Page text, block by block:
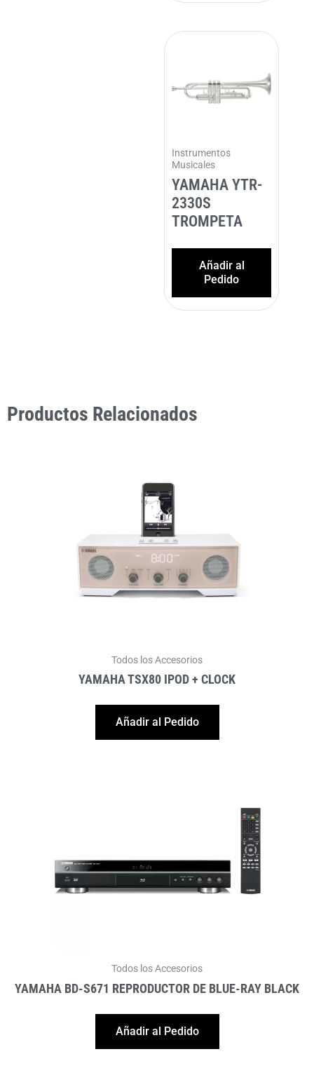
Instrumentos
Musicales
YAMAHA YTR-
2330S
TROMPETA
Añadir al
Pedido
Productos Relacionados
Todos los Accesorios
YAMAHA TSX80 IPOD + CLOCK
Añadir al Pedido
Todos los Accesorios
YAMAHA BD-S671 REPRODUCTOR DE BLUE-RAY BLACK
Añadir al Pedido